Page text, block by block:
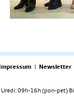
| Newsletter
Uredi: 09h-16h (pon-pet)